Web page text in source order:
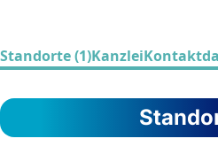
Standorte (1)Kanzlei